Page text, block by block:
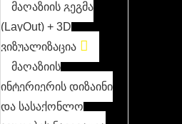
მაღაზიის გეგმა
(LayOut) + 3D
ვიზუალიზაცია
მაღაზიის
ინტერიერის დიზაინი
და სასაქონლო